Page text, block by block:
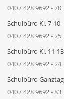
040 / 428 9692 - 70
Schulbüro Kl. 7-10
040 / 428 9692 - 25
Schulbüro Kl. 11-13
040 / 428 9692 - 24
Schulbüro Ganztag
040 / 428 9692 - 83